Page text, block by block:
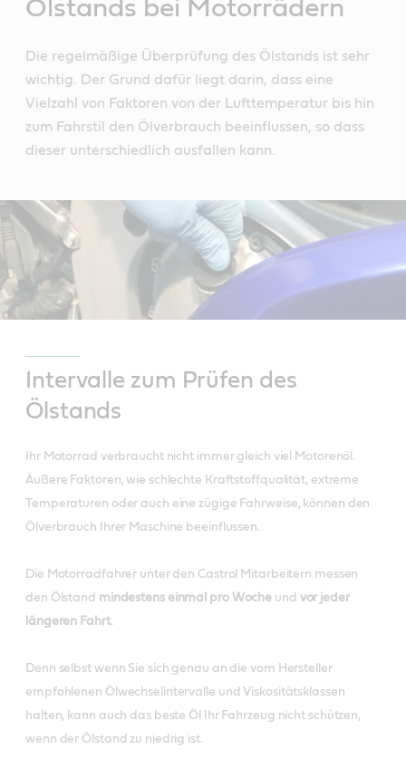
Ölstands bei Motorrädern
Die regelmäßige Überprüfung des Ölstands ist sehr
wichtig. Der Grund dafür liegt darin, dass eine
Vielzahl von Faktoren von der Lufttemperatur bis hin
zum Fahrstil den Ölverbrauch beeinflussen, so dass
dieser unterschiedlich ausfallen kann.
Intervalle zum Prüfen des
Ölstands
Ihr Motorrad verbraucht nicht immer gleich viel Motorenöl.
Äußere Faktoren, wie schlechte Kraftstoffqualität, extreme
Temperaturen oder auch eine zügige Fahrweise, können den
Ölverbrauch Ihrer Maschine beeinflussen.
Die Motorradfahrer unter den Castrol Mitarbeitern messen
den Ölstand mindestens einmal pro Woche und vor jeder
längeren Fahrt.
Denn selbst wenn Sie sich genau an die vom Hersteller
empfohlenen Ölwechselintervalle und Viskositätsklassen
halten, kann auch das beste Öl Ihr Fahrzeug nicht schützen,
wenn der Ölstand zu niedrig ist.